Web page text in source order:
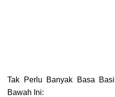
Tak Perlu Banyak Basa Basi
Bawah Ini: